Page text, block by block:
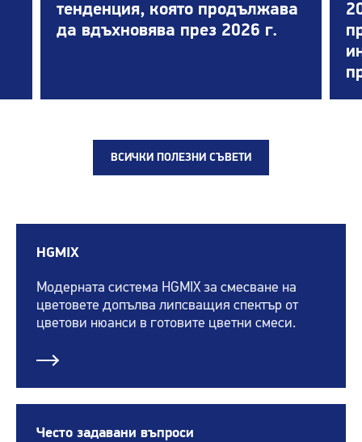
тенденция, която продължава
да вдъхновява през 2026 г.
ВСИЧКИ ПОЛЕЗНИ СЪВЕТИ
HGMIX
Модерната система HGMIX за смесване на
цветовете допълва липсващия спектър от
цветови нюанси в готовите цветни смеси.
Често задавани въпроси